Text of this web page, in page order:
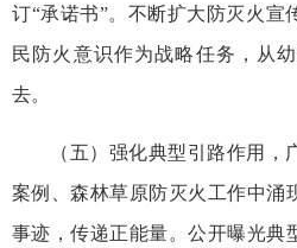
订“承诺书”。不断扩大防灭火宣
民防火意识作为战略任务，从
去。
（五）强化典型引路作用
案例、森林草原防灭火工作中涌
事迹，传递正能量。公开曝光典